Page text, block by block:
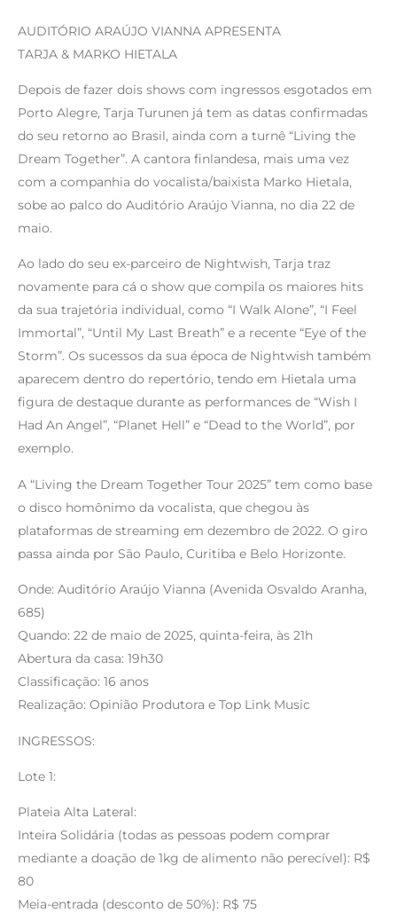
AUDITÓRIO ARAÚJO VIANNA APRESENTA
TARJA & MARKO HIETALA
Depois de fazer dois shows com ingressos esgotados em
Porto Alegre, Tarja Turunen já tem as datas confirmadas
do seu retorno ao Brasil, ainda com a turnê “Living the
Dream Together”. A cantora finlandesa, mais uma vez
com a companhia do vocalista/baixista Marko Hietala,
sobe ao palco do Auditório Araújo Vianna, no dia 22 de
maio.
Ao lado do seu ex-parceiro de Nightwish, Tarja traz
novamente para cá o show que compila os maiores hits
da sua trajetória individual, como “I Walk Alone”, “I Feel
Immortal”, “Until My Last Breath” e a recente “Eye of the
Storm”. Os sucessos da sua época de Nightwish também
aparecem dentro do repertório, tendo em Hietala uma
figura de destaque durante as performances de “Wish I
Had An Angel”, “Planet Hell” e “Dead to the World”, por
exemplo.
A “Living the Dream Together Tour 2025” tem como base
o disco homônimo da vocalista, que chegou às
plataformas de streaming em dezembro de 2022. O giro
passa ainda por São Paulo, Curitiba e Belo Horizonte.
Onde: Auditório Araújo Vianna (Avenida Osvaldo Aranha,
685)
Quando: 22 de maio de 2025, quinta-feira, às 21h
Abertura da casa: 19h30
Classificação: 16 anos
Realização: Opinião Produtora e Top Link Music
INGRESSOS:
Lote 1:
Plateia Alta Lateral:
Inteira Solidária (todas as pessoas podem comprar
mediante a doação de 1kg de alimento não perecível): R$
80
Meia-entrada (desconto de 50%): R$ 75